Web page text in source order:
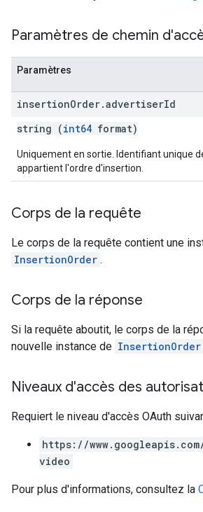
Paramètres de chemin
Paramètres
insertionOrder.advertiserId
string (int64 format)
Uniquement en sortie. Identifiant unique
appartient l'ordre d'insertion.
Corps de la requête
Le corps de la requête contient une
InsertionOrder .
Corps de la réponse
Si la requête aboutit, le corps de la
nouvelle instance de InsertionOrder
Niveaux d'accès des
Requiert le niveau d'accès OAuth
https://
video
Pour plus d'informations, consultez la